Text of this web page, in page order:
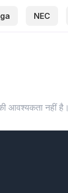
NEC
आवश्यकता नहीं है।